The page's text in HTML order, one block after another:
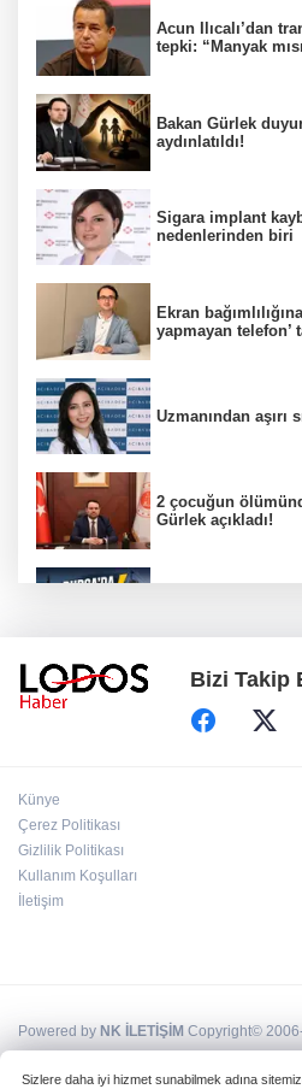
Acun Ilıcalı’dan
tepki: “Manyak
Bakan Gürlek
aydınlatıldı!
Sigara implant
nedenlerinden biri
Ekran
yapmayan telefon’
Uzmanından aşırı
2 çocuğun
Gürlek açıkladı!
Bursa'da Perseid
Işıklar sönecek!
Bizi Takip
Künye
Çerez Politikası
Gizlilik Politikası
Kullanım Koşulları
İletişim
Powered by NK İLETİŞİM Copyright© 2006-
Sizlere daha iyi hizmet sunabilmek adına